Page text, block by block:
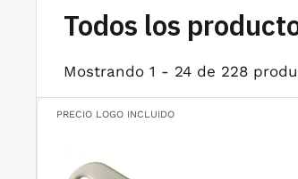
Todos los
Mostrando 1 - 24 de 228
PRECIO LOGO INCLUIDO